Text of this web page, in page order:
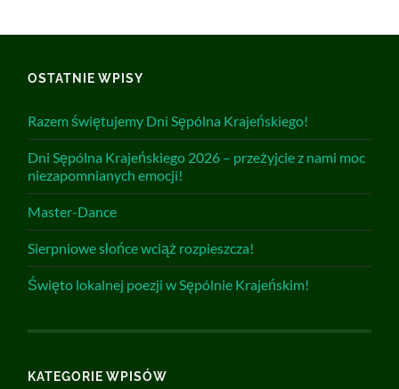
OSTATNIE WPISY
Razem świętujemy Dni Sępólna Krajeńskiego!
Dni Sępólna Krajeńskiego 2026 – przeżyjcie z nami moc
niezapomnianych emocji!
Master-Dance
Sierpniowe słońce wciąż rozpieszcza!
Święto lokalnej poezji w Sępólnie Krajeńskim!
KATEGORIE WPISÓW